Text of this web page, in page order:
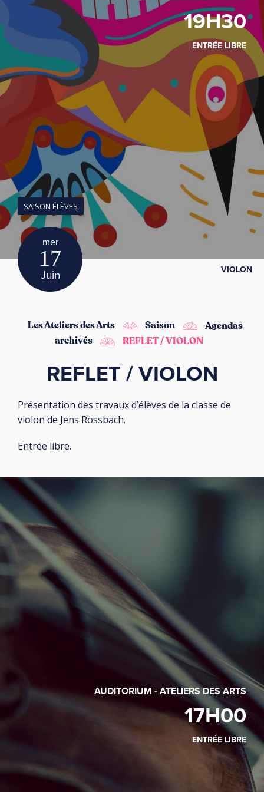
mer
17
Juin
SAISON ÉLÈVES
VIOLON
19H30
ENTRÉE LIBRE
Les Ateliers des Arts Saison
Agendas
archivés
REFLET / VIOLON
REFLET / VIOLON
Présentation des travaux d’élèves de la classe de
violon de Jens Rossbach.
Entrée libre.
AUDITORIUM - ATELIERS DES ARTS
17H00
ENTRÉE LIBRE